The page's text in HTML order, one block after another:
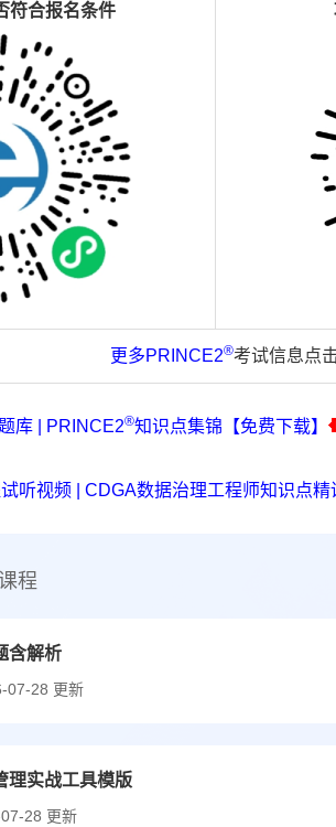
符合报名条件
更多PRINCE2®考试信息点
库 PRINCE2®知识点集锦【免费下载】
听视频 CDGA数据治理工程师知识点精
程
含解析
07-28 更新
理实战工具模版
28 更新